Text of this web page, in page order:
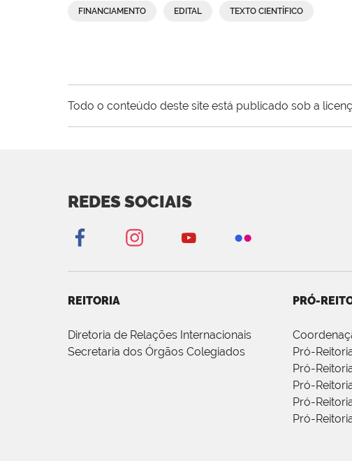
FINANCIAMENTO EDITAL TEXTO CIENTÍFICO
Todo o conteúdo deste site está publicado sob a
REDES SOCIAIS
REITORIA
Diretoria de Relações Internacionais
Secretaria dos Órgãos Colegiados
PRÓ-
Pró-
Pró-
Pró-
Pró-
Pró-